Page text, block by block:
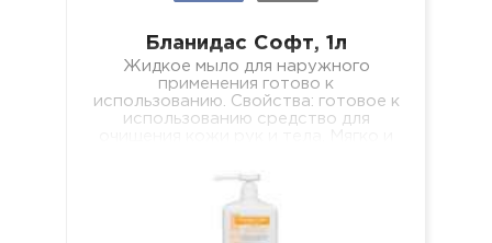
Бланидас Софт, 1л
Жидкое мыло для наружного
применения готово к
использованию. Свойства: готовое к
использованию средство для